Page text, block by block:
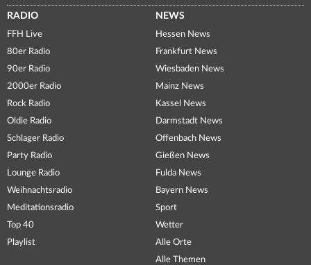
RADIO
FFH Live
80er Radio
90er Radio
2000er Radio
Rock Radio
Oldie Radio
Schlager Radio
Party Radio
Lounge Radio
Weihnachtsradio
Meditationsradio
Top 40
Playlist
NEWS
Hessen News
Frankfurt News
Wiesbaden News
Mainz News
Kassel News
Darmstadt News
Offenbach News
Gießen News
Fulda News
Bayern News
Sport
Wetter
Alle Orte
Alle Themen